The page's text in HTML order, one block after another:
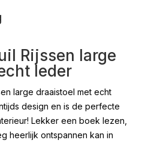
Rijssen large
leder
large draaistoel met echt
design en is de perfecte
Lekker een boek lezen,
heerlijk ontspannen kan in